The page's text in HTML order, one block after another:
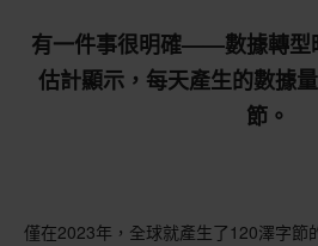
有一件事很明確——數據轉型
估計顯示，每天產生的數據
節。
僅在2023年，全球就產生了120澤字節